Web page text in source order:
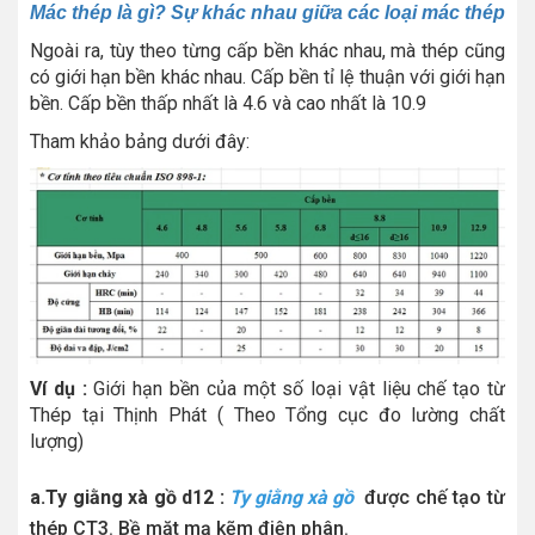
Mác thép là gì? Sự khác nhau giữa các loại mác thép
Ngoài ra, tùy theo từng cấp bền khác nhau, mà thép cũng
có giới hạn bền khác nhau. Cấp bền tỉ lệ thuận với giới hạn
bền. Cấp bền thấp nhất là 4.6 và cao nhất là 10.9
Tham khảo bảng dưới đây:
Ví dụ :Giới hạn bền của một số loại vật liệu chế tạo từ
Thép tại Thịnh Phát ( Theo Tổng cục đo lường chất
lượng)
a.Ty giằng xà gồ d12 : Ty giằng xà gồ được chế tạo từ
thép CT3. Bề mặt mạ kẽm điện phân.